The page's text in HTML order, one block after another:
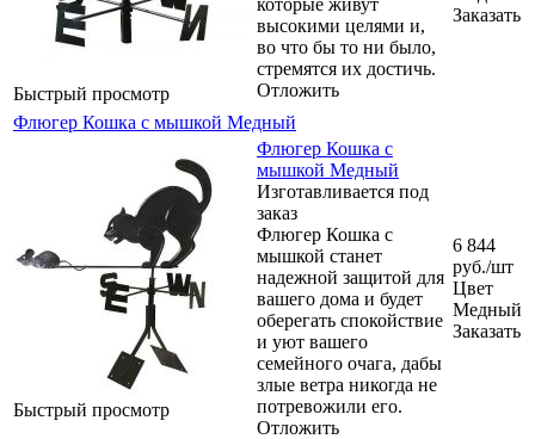
Быстрый просмотр
высокими целями и,
во что бы то ни было,
стремятся их достичь.
Отложить
Заказать
Флюгер Кошка с мышкой Медный
Быстрый просмотр
Флюгер Кошка с
мышкой Медный
Изготавливается под
заказ
Флюгер Кошка с
мышкой станет
надежной защитой для
вашего дома и будет
оберегать спокойствие
и уют вашего
семейного очага, дабы
злые ветра никогда не
потревожили его.
Отложить
6 844
руб./шт
Цвет
Медный
Заказать